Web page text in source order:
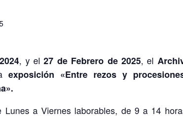
, y el27 de Febrero de 2025, el
exposición «Entre rezos y
Lunes a Viernes laborables, de 9 a 14